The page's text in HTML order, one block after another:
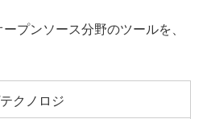
プンソース分野のツールを、
クノロジ